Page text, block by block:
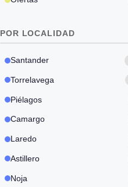
POR LOCALIDAD
Santander
Torrelavega
Piélagos
Camargo
Laredo
Astillero
Noja